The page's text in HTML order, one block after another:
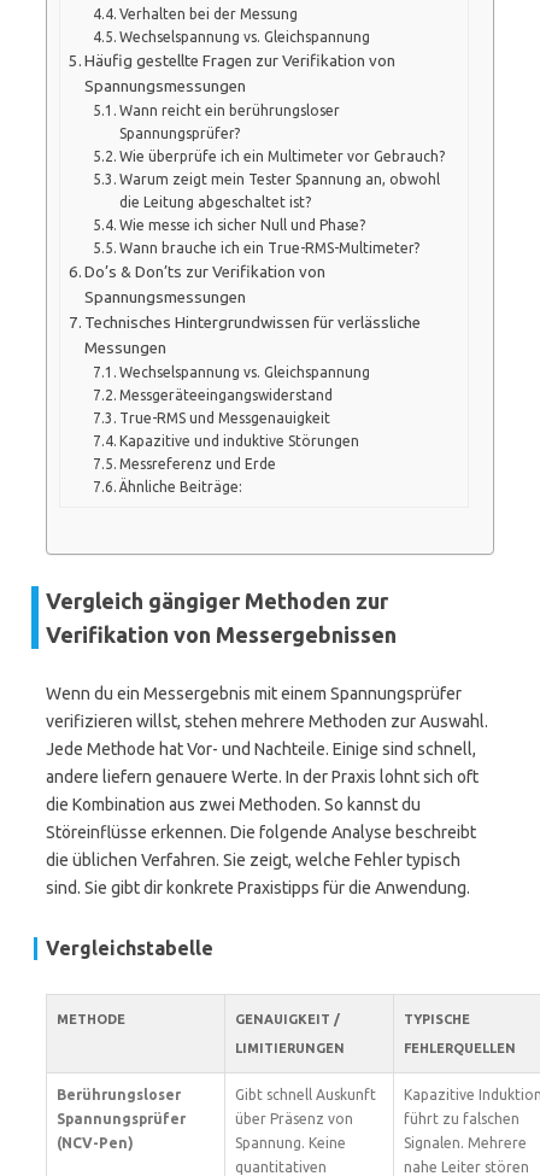
Verhalten bei der Messung
Wechselspannung vs. Gleichspannung
Häufig gestellte Fragen zur Verifikation von
Spannungsmessungen
Wann reicht ein berührungsloser
Spannungsprüfer?
Wie überprüfe ich ein Multimeter vor Gebrauch?
Warum zeigt mein Tester Spannung an, obwohl
die Leitung abgeschaltet ist?
Wie messe ich sicher Null und Phase?
Wann brauche ich ein True-RMS-Multimeter?
Do’s & Don’ts zur Verifikation von
Spannungsmessungen
Technisches Hintergrundwissen für verlässliche
Messungen
Wechselspannung vs. Gleichspannung
Messgeräteeingangswiderstand
True-RMS und Messgenauigkeit
Kapazitive und induktive Störungen
Messreferenz und Erde
Ähnliche Beiträge:
Vergleich gängiger Methoden zur
Verifikation von Messergebnissen
Wenn du ein Messergebnis mit einem Spannungsprüfer
verifizieren willst, stehen mehrere Methoden zur Auswahl.
Jede Methode hat Vor- und Nachteile. Einige sind schnell,
andere liefern genauere Werte. In der Praxis lohnt sich oft
die Kombination aus zwei Methoden. So kannst du
Störeinflüsse erkennen. Die folgende Analyse beschreibt
die üblichen Verfahren. Sie zeigt, welche Fehler typisch
sind. Sie gibt dir konkrete Praxistipps für die Anwendung.
Vergleichstabelle
METHODE
GENAUIGKEIT /
LIMITIERUNGEN
TYPISCHE
FEHLERQUELLEN
Berührungsloser
Spannungsprüfer
(NCV-Pen)
Gibt schnell Auskunft
über Präsenz von
Spannung. Keine
quantitativen
Kapazitive
führt zu falschen
Signalen. Mehrere
nahe Leiter stören